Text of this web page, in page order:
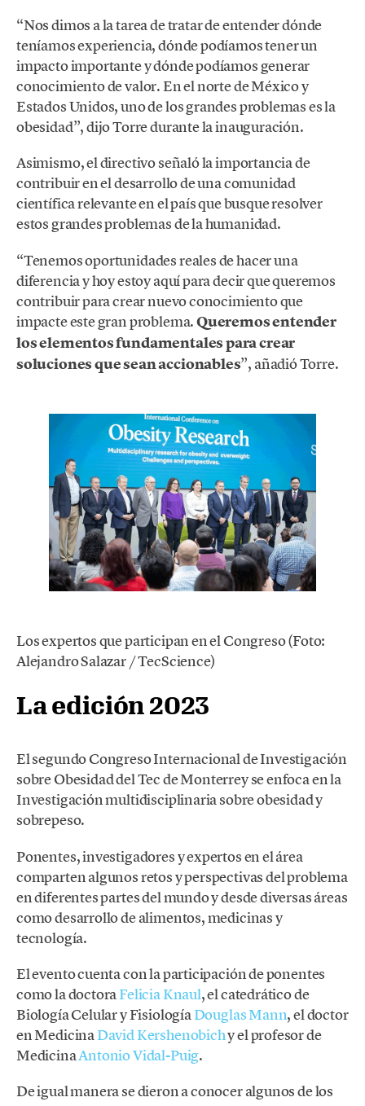
“Nos dimos a la tarea de tratar de entender dónde
teníamos experiencia, dónde podíamos tener un
impacto importante y dónde podíamos generar
conocimiento de valor. En el norte de México y
Estados Unidos, uno de los grandes problemas es la
obesidad”, dijo Torre durante la inauguración.
Asimismo, el directivo señaló la importancia de
contribuir en el desarrollo de una comunidad
científica relevante en el país que busque resolver
estos grandes problemas de la humanidad.
“Tenemos oportunidades reales de hacer una
diferencia y hoy estoy aquí para decir que queremos
contribuir para crear nuevo conocimiento que
impacte este gran problema.Queremos entender
los elementos fundamentales para crear
soluciones que sean accionables”, añadió Torre.
Los expertos que participan en el Congreso (Foto:
Alejandro Salazar / TecScience)
La edición 2023
El segundo Congreso Internacional de Investigación
sobre Obesidad del Tec de Monterrey se enfoca en la
Investigación multidisciplinaria sobre obesidad y
sobrepeso.
Ponentes, investigadores y expertos en el área
comparten algunos retos y perspectivas del problema
en diferentes partes del mundo y desde diversas áreas
como desarrollo de alimentos, medicinas y
tecnología.
El evento cuenta con la participación de ponentes
como la doctoraFelicia Knaul, el catedrático de
Biología Celular y FisiologíaDouglas Mann, el doctor
en MedicinaDavid Kershenobichy el profesor de
MedicinaAntonio Vidal-Puig.
De igual manera se dieron a conocer algunos de los